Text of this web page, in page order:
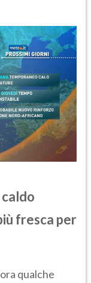
fresca per
qualche